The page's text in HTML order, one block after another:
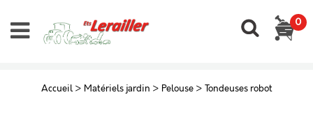
0
Accueil > Matériels jardin > Pelouse > Tondeuses robot